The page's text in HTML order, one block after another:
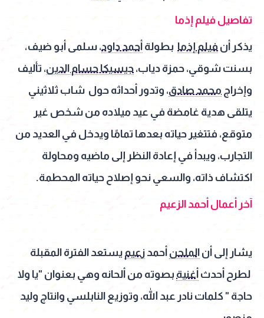
تفاصيل فيلم إذما
يذكر أن فيلم إذما بطولة أحمد داود، سلمى أبو ضيف،
بسنت شوقي، حمزة دياب، جيسيكا حسام الدين، تأليف
وإخراج محمد صادق، وتدور أحداثه حول شاب ثلاثيني
يتلقى هدية غامضة في عيد ميلاده من شخص غير
متوقع، فتتغير حياته بعدها تمامًا ويدخل في العديد من
التجارب، ويبدأ في إعادة النظر إلى ماضيه ومحاولة
اكتشاف ذاته، والسعي نحو إصلاح حياته المحطمة.
آخر أعمال أحمد الزعيم
يشار إلى أن الملحن أحمد زعيم يستعد الفترة المقبلة
لطرح أحدث أغنية بصوته من ألحانه وهي بعنوان "يا ولا
حاجة " كلمات نادر عبد الله، وتوزيع النابلسي وانتاج وليد